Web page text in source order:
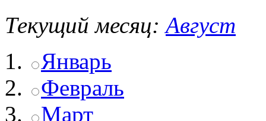
Текущий месяц: Август
Январь
Февраль
Март